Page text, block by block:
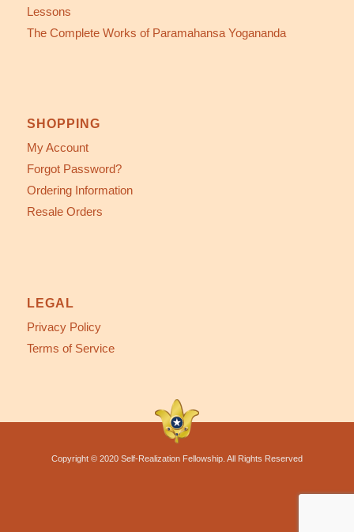
Lessons
The Complete Works of Paramahansa Yogananda
SHOPPING
My Account
Forgot Password?
Ordering Information
Resale Orders
LEGAL
Privacy Policy
Terms of Service
Copyright © 2020 Self-Realization Fellowship. All Rights Reserved